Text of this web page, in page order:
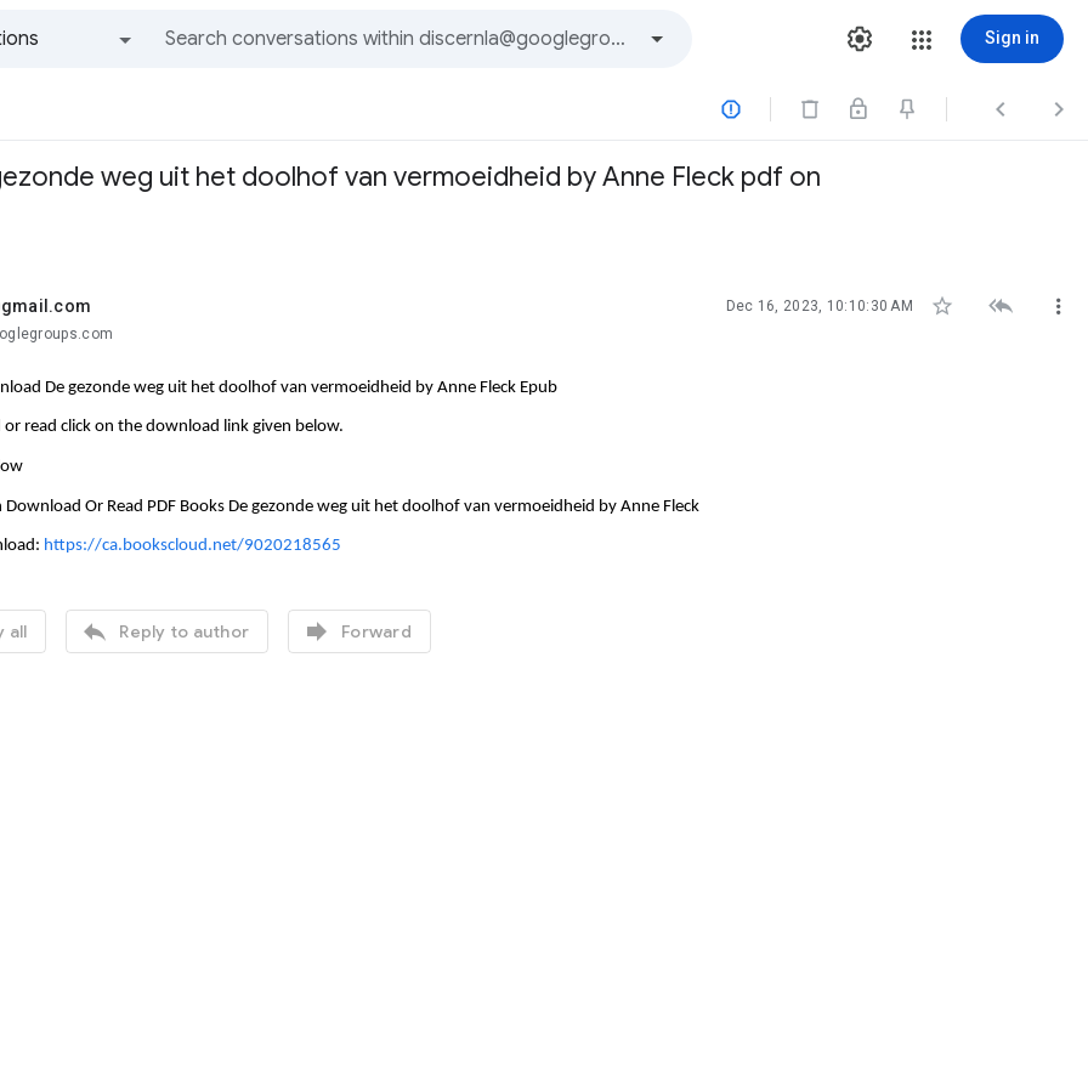
Sign in
  
weg uit het doolhof van vermoeidheid by Anne Fleck pdf on
Dec 16, 2023, 10:10:30 AM   
De gezonde weg uit het doolhof van vermoeidheid by Anne Fleck Epub
read click on the download link given below.
Download Or Read PDF Books De gezonde weg uit het doolhof van vermoeidheid by Anne Fleck
https://ca.bookscloud.net/9020218565
all  Reply to author  Forward